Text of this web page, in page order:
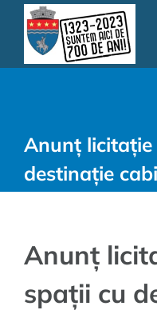
content
Anunț licitație
destinație
Anunț
spații cu